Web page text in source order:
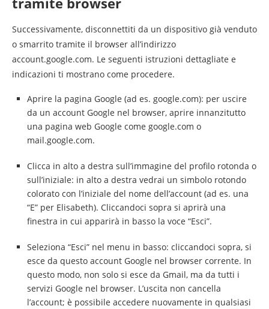
Successivamente, disconnettiti da un dispositivo già venduto
o smarrito tramite il browser all’indirizzo
account.google.com. Le seguenti istruzioni dettagliate e
indicazioni ti mostrano come procedere.
Aprire la pagina Google (ad es. google.com): per uscire
da un account Google nel browser, aprire innanzitutto
una pagina web Google come google.com o
mail.google.com.
Clicca in alto a destra sull’immagine del profilo rotonda o
sull’iniziale: in alto a destra vedrai un simbolo rotondo
colorato con l’iniziale del nome dell’account (ad es. una
“E” per Elisabeth). Cliccandoci sopra si aprirà una
finestra in cui apparirà in basso la voce “Esci”.
Seleziona “Esci” nel menu in basso: cliccandoci sopra, si
esce da questo account Google nel browser corrente. In
questo modo, non solo si esce da Gmail, ma da tutti i
servizi Google nel browser. L’uscita non cancella
l’account; è possibile accedere nuovamente in qualsiasi